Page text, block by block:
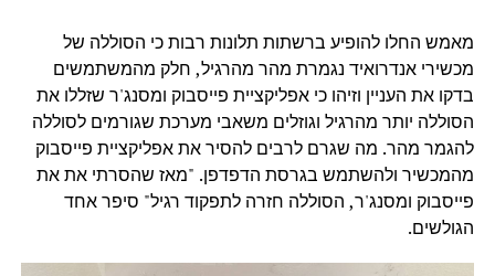
מאמש החלו להופיע ברשתות תלונות רבות כי הסוללה של
מכשירי אנדרואיד נגמרת מהר מהרגיל, חלק מהמשתמשים
בדקו את העניין וזיהו כי אפליקציית פייסבוק ומסנג'ר שזללו את
הסוללה יותר מהרגיל וגוזלים משאבי מערכת שגורמים לסוללה
להגמר מהר. מה שגרם לרבים להסיר את אפליקציית פייסבוק
מהמכשיר ולהשתמש בגרסת הדפדפן. "מאז שהסרתי את את
פייסבוק ומסנג'ר, הסוללה חזרה לתפקוד רגיל" סיפר אחד
הגולשים.